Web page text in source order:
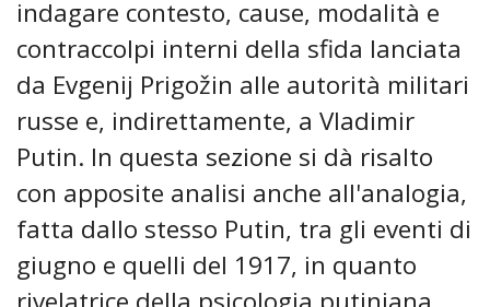
indagare contesto, cause, modalità e
contraccolpi interni della sfida lanciata
da Evgenij Prigožin alle autorità militari
russe e, indirettamente, a Vladimir
Putin. In questa sezione si dà risalto
con apposite analisi anche all'analogia,
fatta dallo stesso Putin, tra gli eventi di
giugno e quelli del 1917, in quanto